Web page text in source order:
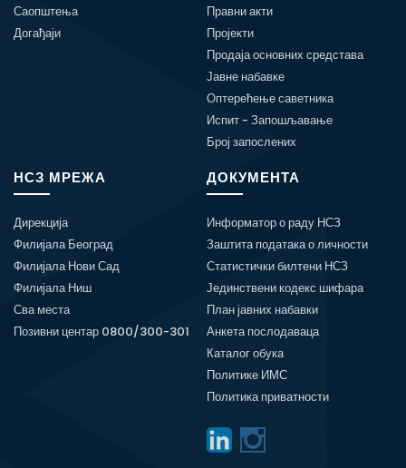
Саопштења
Догађаји
Правни акти
Пројекти
Продаја основних средстава
Јавне набавке
Оптерећење саветника
Испит - Запошљавање
Број запослених
НСЗ МРЕЖА
Дирекција
Филијала Београд
Филијала Нови Сад
Филијала Ниш
Сва места
Позивни центар 0800/300-301
ДОКУМЕНТА
Информатор о раду НСЗ
Заштита података о личности
Статистички билтени НСЗ
Јединствени кодекс шифара
План јавних набавки
Анкета послодаваца
Каталог обука
Политике ИМС
Политика приватности